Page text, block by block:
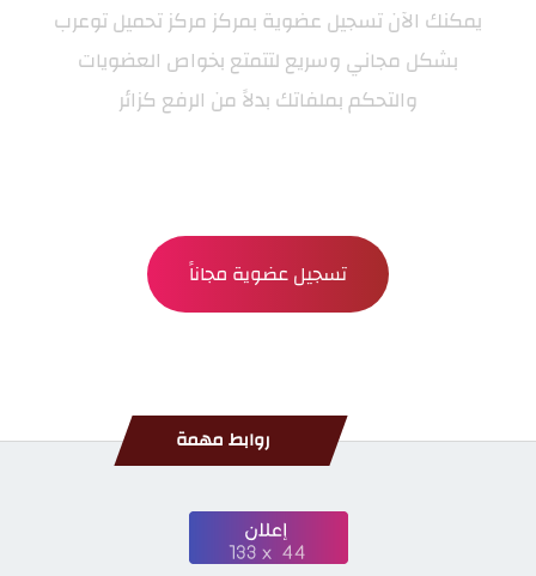
يمكنك الآن تسجيل عضوية بمركزمركز تحميل توعرب
بشكل مجاني وسريع لتتمتع بخواص العضويات
والتحكم بملفاتك بدلاً من الرفع كزائر
تسجيل عضوية مجاناً
روابط مهمة